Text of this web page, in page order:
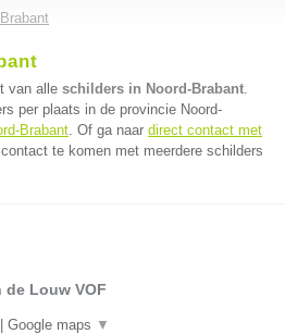
van alle schilders in Noord-Brabant.
per plaats in de provincie Noord-
Brabant. Of ga naar direct contact met
te komen met meerdere schilders
Louw VOF
Google maps ▼